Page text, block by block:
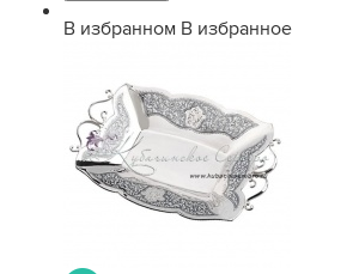
В избранном В избранное